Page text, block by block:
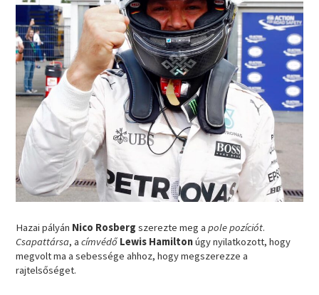
Hazai pályán Nico Rosberg szerezte meg apole pozíciót.
Csapattársa, acímvédő Lewis Hamiltonúgy nyilatkozott, hogy
megvolt ma a sebessége ahhoz, hogy megszerezze a
rajtelsőséget.